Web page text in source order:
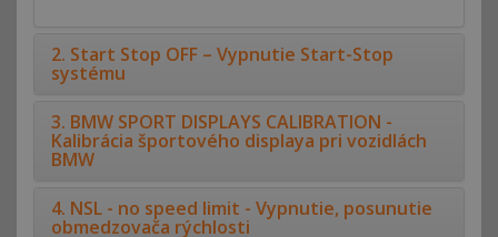
2. Start Stop OFF – Vypnutie Start-Stop
systému
3. BMW SPORT DISPLAYS CALIBRATION -
Kalibrácia športového displaya pri vozidlách
BMW
4. NSL - no speed limit - Vypnutie, posunutie
obmedzovača rýchlosti